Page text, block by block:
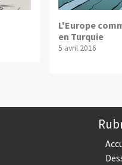
L'Europe
en Turquie
5 avril 2016